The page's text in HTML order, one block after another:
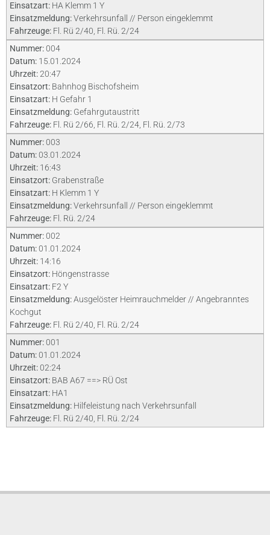
Einsatzart: HA Klemm 1 Y
Einsatzmeldung:Verkehrsunfall // Person eingeklemmt
Fahrzeuge: Fl. Rü 2/40, Fl. Rü. 2/24
Nummer:004
Datum: 15.01.2024
Uhrzeit:20:47
Einsatzort: Bahnhog Bischofsheim
Einsatzart: H Gefahr 1
Einsatzmeldung: Gefahrgutaustritt
Fahrzeuge: Fl. Rü 2/66, Fl. Rü. 2/24, Fl. Rü. 2/73
Nummer:003
Datum:03.01.2024
Uhrzeit: 16:43
Einsatzort: Grabenstraße
Einsatzart: H Klemm 1 Y
Einsatzmeldung:Verkehrsunfall // Person eingeklemmt
Fahrzeuge: Fl. Rü. 2/24
Nummer:002
Datum:01.01.2024
Uhrzeit: 14:16
Einsatzort: Höngenstrasse
Einsatzart: F2 Y
Einsatzmeldung:Ausgelöster Heimrauchmelder // Angebranntes
Kochgut
Fahrzeuge: Fl. Rü 2/40, Fl. Rü. 2/24
Nummer:001
Datum:01.01.2024
Uhrzeit:02:24
Einsatzort: BAB A67 ==> RÜ Ost
Einsatzart: HA1
Einsatzmeldung: Hilfeleistung nach Verkehrsunfall
Fahrzeuge: Fl. Rü 2/40, Fl. Rü. 2/24